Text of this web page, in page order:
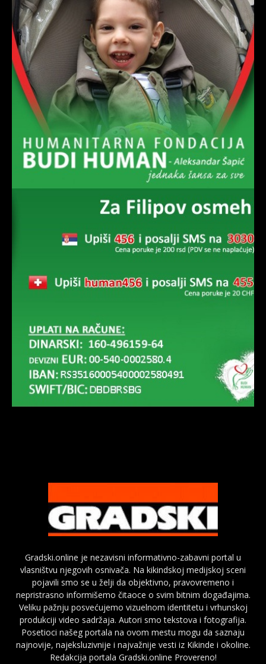
Gradski.online je nezavisni informativno-zabavni portal u
vlasništvu njegovih osnivača. Na kikindskoj medijskoj sceni
pojavili smo se u želji da objektivno, pravovremeno i
nepristrasno informišemo čitaoce o svim bitnim događajima.
Veliku pažnju posvećujemo vizuelnom identitetu i vrhunskoj
produkciji video sadržaja. Autori smo tekstova i fotografija.
Posetioci našeg portala na ovom mestu mogu da saznaju
najnovije, najeksluzivnije i najvažnije vesti iz Kikinde i okoline.
Redakcija portala Gradski.online Provereno!